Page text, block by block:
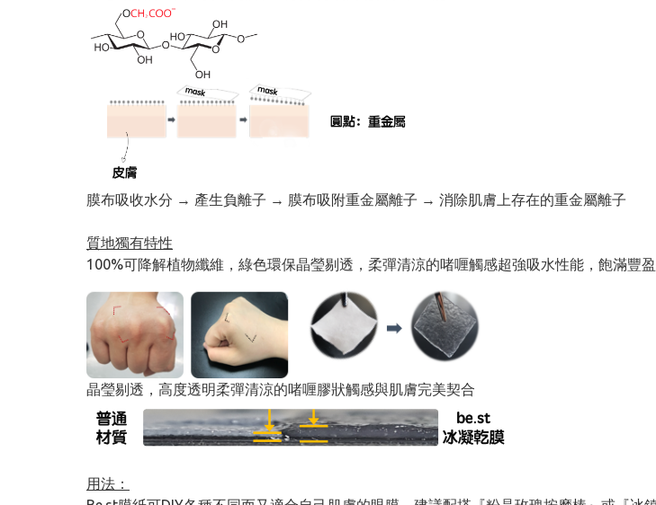
膜布吸收水分 → 產生負離子 → 膜布吸附重金屬離子 → 消除肌膚上存在的重金屬離子
質地獨有特性
100%可降解植物纖維，綠色環保晶瑩剔透，柔彈清涼的啫喱觸感超強吸水性能，飽滿豐
晶瑩剔透，高度透明柔彈清涼的啫喱膠狀觸感與肌膚完美契合
用法：